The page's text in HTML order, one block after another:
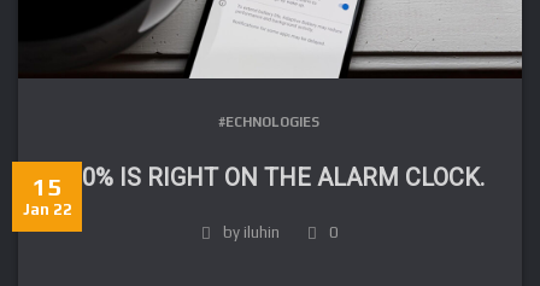
#ECHNOLOGIES
100% IS RIGHT ON THE ALARM CLOCK.
15
Jan 22
by iluhin
0